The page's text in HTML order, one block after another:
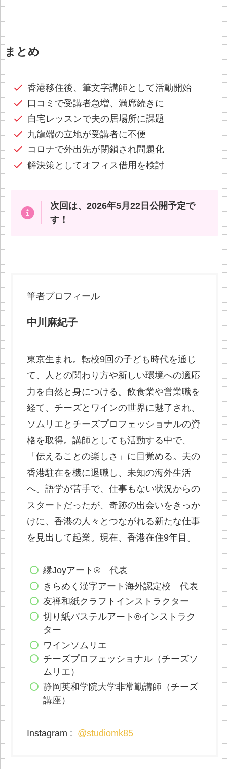
まとめ
香港移住後、筆文字講師として活動開始
口コミで受講者急増、満席続きに
自宅レッスンで夫の居場所に課題
九龍端の立地が受講者に不便
コロナで外出先が閉鎖され問題化
解決策としてオフィス借用を検討
次回は、2026年5月22日公開予定で
す！
筆者プロフィール
中川麻紀子
東京生まれ。転校9回の子ども時代を通じ
て、人との関わり方や新しい環境への適応
力を自然と身につける。飲食業や営業職を
経て、チーズとワインの世界に魅了され、
ソムリエとチーズプロフェッショナルの資
格を取得。講師としても活動する中で、
「伝えることの楽しさ」に目覚める。夫の
香港駐在を機に退職し、未知の海外生活
へ。語学が苦手で、仕事もない状況からの
スタートだったが、奇跡の出会いをきっか
けに、香港の人々とつながれる新たな仕事
を見出して起業。現在、香港在住9年目。
縁Joyアート® 代表
きらめく漢字アート海外認定校 代表
友禅和紙クラフトインストラクター
切り紙パステルアート®インストラク
ター
ワインソムリエ
チーズプロフェッショナル（チーズソ
ムリエ）
静岡英和学院大学非常勤講師（チーズ
講座）
Instagram : @studiomk85